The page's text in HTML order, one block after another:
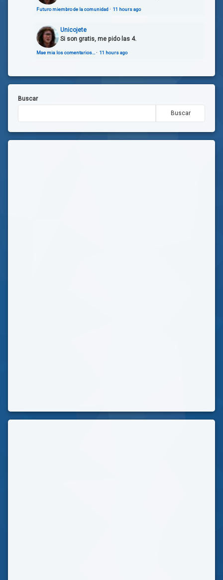
Futuro miembro de la comunidad· 11 hours ago
Unicojete
Si son gratis, me pido las 4.
Mae mia los comentarios… · 11 hours ago
Buscar
Buscar